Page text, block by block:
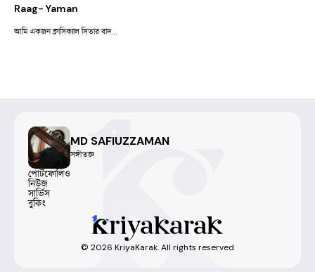
Raag- Yaman
আমি একজন ক্লাসিক্যাল সিতার বাদক। পাশাপাশি একটি বাউল গানের দল নিয়ে নিয়মিত পরিবেশনায় যুক্ত আছি। বাংলা লোকসংগীত ও ধ্রুপদী সংগীতের মেলবন্ধনই আমার কাজের মূল লক্ষ্য।
MD SAFIUZZAMAN
সঙ্গীতজ্ঞ
পোর্টফোলিও
নিউজ
সার্ভিস
বুকিং
© 2026 KriyaKarak. All rights reserved